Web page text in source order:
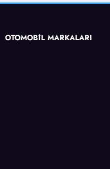
OTOMOBİL MARKALARI